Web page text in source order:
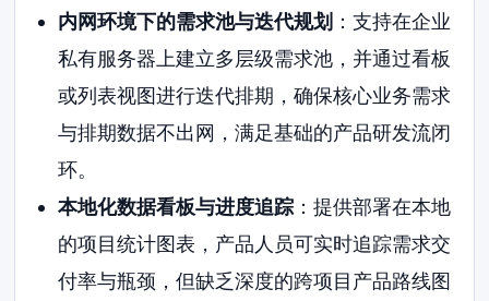
内网环境下的需求池与迭代规划 ：支持在企业
私有服务器上建立多层级需求池，并通过看板
或列表视图进行迭代排期，确保核心业务需求
与排期数据不出网，满足基础的产品研发流闭
环。
本地化数据看板与进度追踪：提供部署在本地
的项目统计图表，产品人员可实时追踪需求交
付率与瓶颈，但缺乏深度的跨项目产品路线图